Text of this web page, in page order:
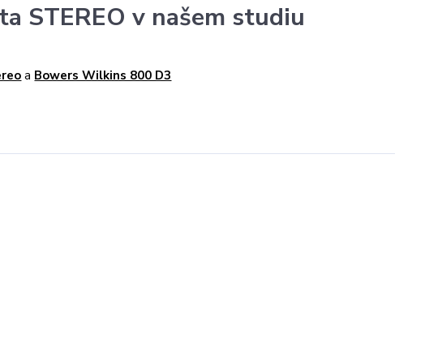
STEREO v našem studiu
a Bowers Wilkins 800 D3